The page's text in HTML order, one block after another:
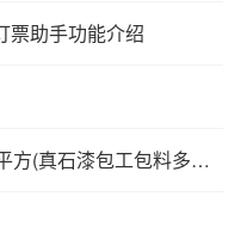
票助手功能介绍
外墙真石漆包工包料多少钱一平方(真石漆包工包料多少钱一平方)